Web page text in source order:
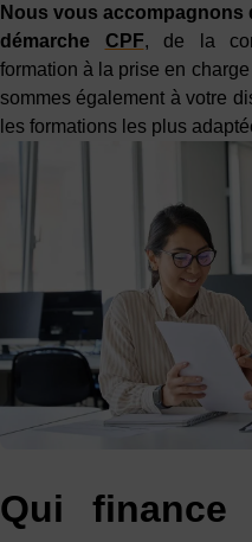
Nous vous accompagnons
démarche CPF, de la
formation à la prise en
sommes également à votre
les formations les plus
Qui finance